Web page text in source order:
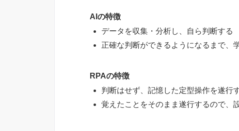
AIの特徴
データを収集・分析し、自ら判断する
正確な判断ができるようになるまで、
RPAの特徴
判断はせず、記憶した定型操作を遂行
覚えたことをそのまま遂行するので、